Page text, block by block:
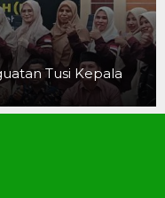
Tusi Kepala